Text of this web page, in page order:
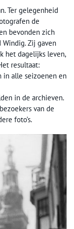
Ter gelegenheid
de
bevonden zich
Windig. Zij gaven
het dagelijks leven,
resultaat:
in alle seizoenen en
in de archieven.
van de
foto’s.